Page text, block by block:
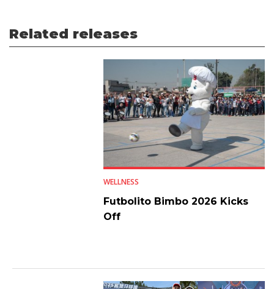
Related releases
WELLNESS
Futbolito Bimbo 2026 Kicks
Off